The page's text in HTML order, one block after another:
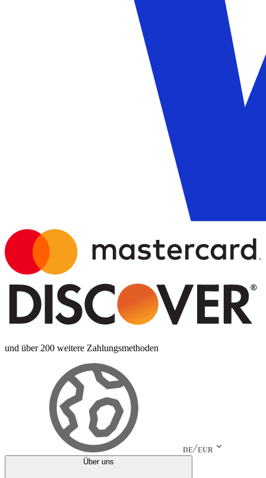
und über 200 weitere Zahlungsmethoden
DE EUR
Über uns